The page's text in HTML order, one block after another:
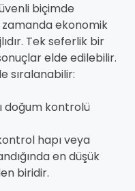
biçimde
zamanda ekonomik
Tek seferlik bir
elde edilebilir.
sıralanabilir:
doğum kontrolü
hapı veya
en düşük
biridir.